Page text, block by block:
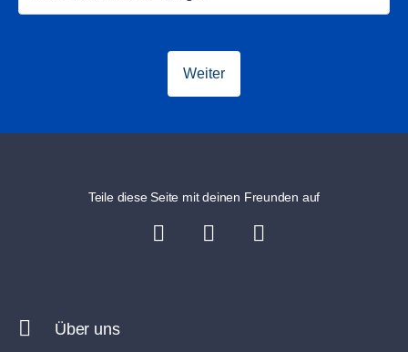
sein und deine Reisedaten alle Kriterien erfüllen, wird der
Gutscheincode Angebote sind gültig für Pauschalreisen
Einlösebedingungen Aktionscode
Gültig nur für neugebuchte
(letzter Rückreisetermin 30.04.2027), nur für den
Weiter
Teile diese Seite mit deinen Freunden auf
Über uns